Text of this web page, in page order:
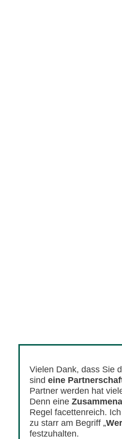
Vielen Dank, dass Sie
sind eine
Partner werden hat
Denn eine
Regel facettenreich.
zu starr am Begriff „
festzuhalten.